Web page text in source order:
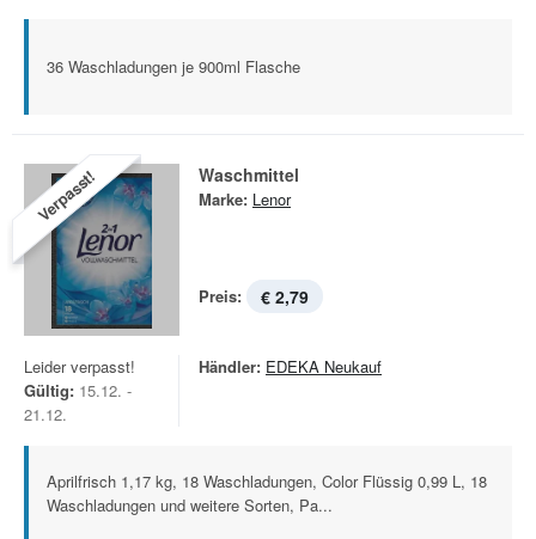
36 Waschladungen je 900ml Flasche
Verpasst! Waschmittel
Marke: Lenor
Preis: € 2,79
Leider verpasst!
Gültig: 15.12. -
21.12.
Händler: EDEKA Neukauf
Aprilfrisch 1,17 kg, 18 Waschladungen, Color Flüssig 0,99 L, 18
Waschladungen und weitere Sorten, Pa...